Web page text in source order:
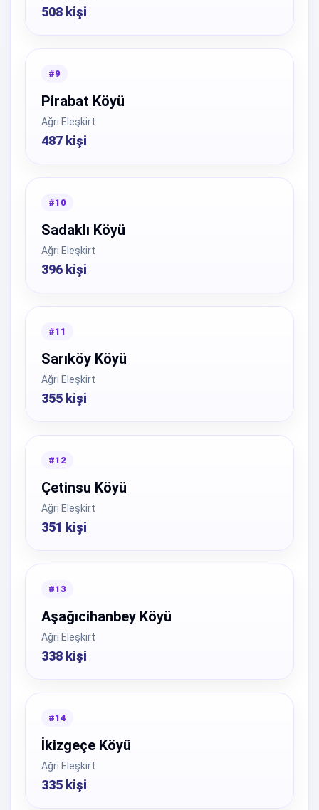
508 kişi
#9
Pirabat Köyü
Ağrı Eleşkirt
487 kişi
#10
Sadaklı Köyü
Ağrı Eleşkirt
396 kişi
#11
Sarıköy Köyü
Ağrı Eleşkirt
355 kişi
#12
Çetinsu Köyü
Ağrı Eleşkirt
351 kişi
#13
Aşağıcihanbey Köyü
Ağrı Eleşkirt
338 kişi
#14
İkizgeçe Köyü
Ağrı Eleşkirt
335 kişi